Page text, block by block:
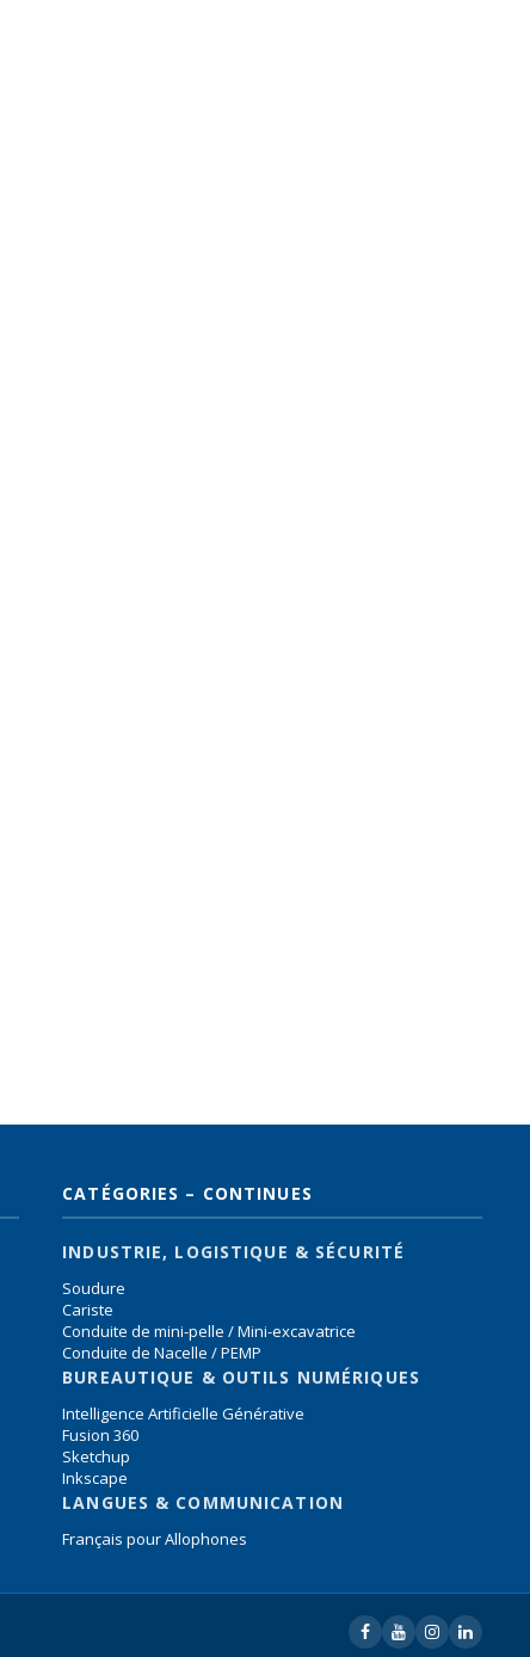
CATÉGORIES – CONTINUES
INDUSTRIE, LOGISTIQUE & SÉCURITÉ
Soudure
Cariste
Conduite de mini-pelle / Mini-excavatrice
Conduite de Nacelle / PEMP
BUREAUTIQUE & OUTILS NUMÉRIQUES
Intelligence Artificielle Générative
Fusion 360
Sketchup
Inkscape
LANGUES & COMMUNICATION
Français pour Allophones